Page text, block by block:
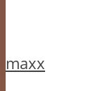
maxx